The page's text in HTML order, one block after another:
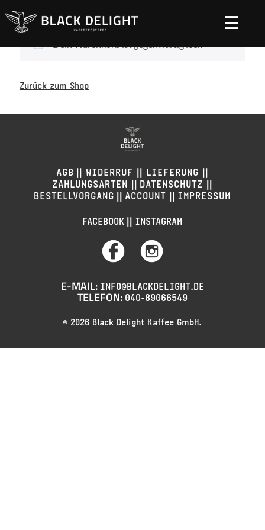
☰
Zurück zum Shop
AGB || WIDERRUF || LIEFERUNG ||
ZAHLUNGSARTEN ||DATENSCHUTZ||
BESTELLVORGANG || ACCOUNT || IMPRESSUM
FACEBOOK || INSTAGRAM
E-MAIL: INFO@BLACKDELIGHT.DE
TELEFON: 040-89066549
© 2026 Black Delight Kaffee GmbH.